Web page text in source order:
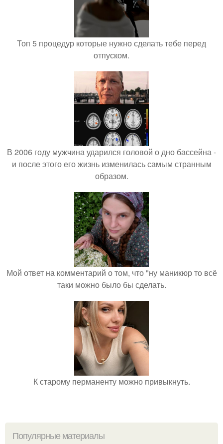
Топ 5 процедур которые нужно сделать тебе перед
отпуском.
В 2006 году мужчина ударился головой о дно бассейна -
и после этого его жизнь изменилась самым странным
образом.
Мой ответ на комментарий о том, что "ну маникюр то всё
таки можно было бы сделать.
К старому перманенту можно привыкнуть.
Популярные материалы